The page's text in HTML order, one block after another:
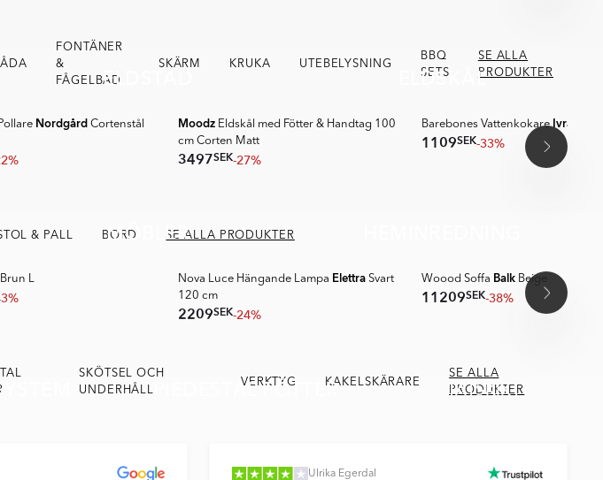
FONTÄNER
&
FÅGELBAD
SKÄRM KRUKA UTEBELYSNING
BBQ
SETS
SE ALLA
PRODUKTER
ELDSTAD ELDSKÅL
Nordgård Cortenstål
Moodz Eldskål med Fötter & Handtag 100
cm Corten Matt
3497SEK-27%
Barebones VattenkokareIvra
1109SEK-33%
& PALL BORD SE ALLA PRODUKTER
MÖBLER
L Nova Luce Hängande Lampa Elettra Svart
120 cm
2209SEK-24%
Woood Soffa Balk Beige
11209SEK-38%
SKÖTSEL OCH
UNDERHÅLL
VERKTYG KAKELSKÄRARE
SE ALLA
PRODUKTER
PIEDESTAL FÖTTER TÄTSKIKT
Ulrika Egerdal